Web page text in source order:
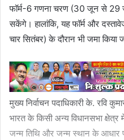
फॉर्म-6 गणना चरण (30 जून से 29
सकेंगे। हालांकि, यह फॉर्म और
चार सितंबर) के दौरान भी जमा किया
मुख्य निर्वाचन पदाधिकारी के. रवि
भारत के किसी अन्य विधानसभा
जन्म तिथि और जन्म स्थान के आधार